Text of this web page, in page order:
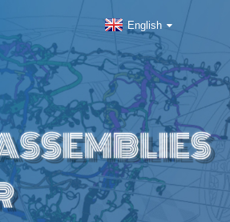
English